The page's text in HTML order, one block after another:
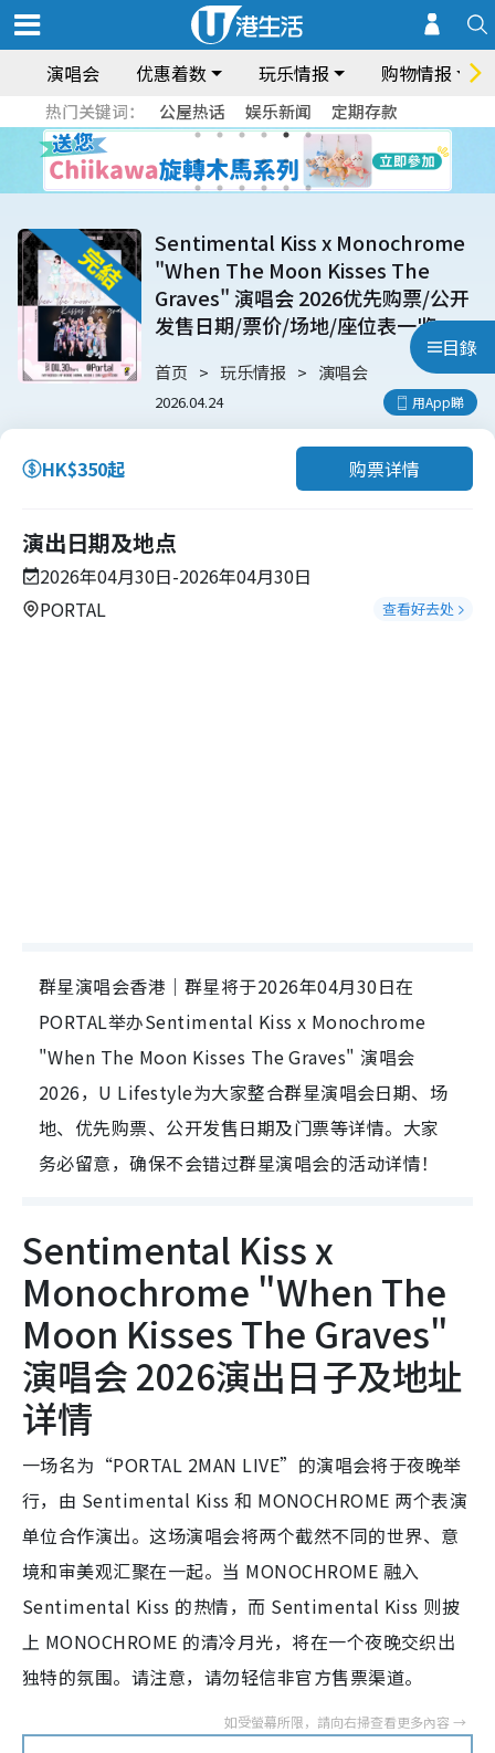
演唱会 优惠着数 玩乐情报 购物情报
热门关键词： 公屋热话 娱乐新闻 定期存款
目錄
Sentimental Kiss x Monochrome
"When The Moon Kisses The
Graves" 演唱会 2026优先购票/公开
发售日期/票价/场地/座位表一览
首页 玩乐情报 演唱会
2026.04.24 用App睇
HK$350起 购票详情
演出日期及地点
2026年04月30日-2026年04月30日
PORTAL
查看好去处
群星演唱会香港｜群星将于2026年04月30日在
PORTAL举办Sentimental Kiss x Monochrome
"When The Moon Kisses The Graves" 演唱会
2026，U Lifestyle为大家整合群星演唱会日期、场
地、优先购票、公开发售日期及门票等详情。大家
务必留意，确保不会错过群星演唱会的活动详情！
Sentimental Kiss x
Monochrome "When The
Moon Kisses The Graves"
演唱会 2026演出日子及地址
详情
一场名为“PORTAL 2MAN LIVE”的演唱会将于夜晚举
行，由 Sentimental Kiss 和 MONOCHROME 两个表演
单位合作演出。这场演唱会将两个截然不同的世界、意
境和审美观汇聚在一起。当 MONOCHROME 融入
Sentimental Kiss 的热情，而 Sentimental Kiss 则披
上 MONOCHROME 的清冷月光，将在一个夜晚交织出
独特的氛围。请注意，请勿轻信非官方售票渠道。